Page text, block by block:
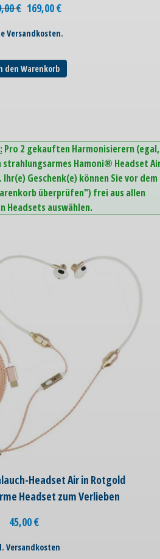
€ 169,00€
Versandkosten.
den Warenkorb
Pro 2 gekauften Harmonisierern (egal,
strahlungsarmes Hamoni® Headset
Geschenk(e) können Sie vor dem
überprüfen") frei aus allen
Headsets auswählen.
Headset Air in Rotgold
Headset zum Verlieben
45,00€
Versandkosten